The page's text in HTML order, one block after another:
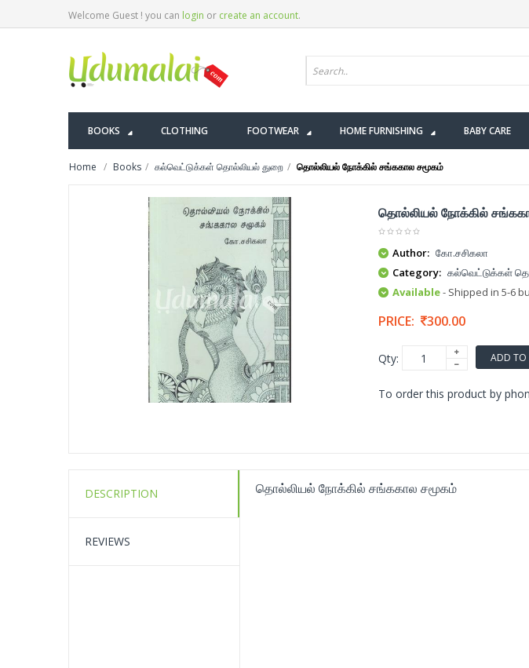
Welcome Guest ! you can login or create an account.
BOOKS CLOTHING FOOTWEAR HOME FURNISHING BABY CARE
Home Books கல்வெட்டுக்கள் தொல்லியல் துறை தொல்லியல் நோக்கில் சங்ககால சமூகம்
தொல்லியல் நோக்கில்
Author: கோ.சசிகலா
Category: கல்வெட்டுக்கள்
Available- Shipped in 5-6
PRICE: 300.00
Qty: ADD TO
To order this product by
DESCRIPTION
REVIEWS
தொல்லியல் நோக்கில் சங்ககால சமூகம்